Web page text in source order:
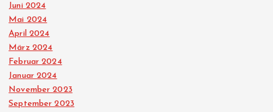
Juni 2024
Mai 2024
April 2024
März 2024
Februar 2024
Januar 2024
November 2023
September 2023